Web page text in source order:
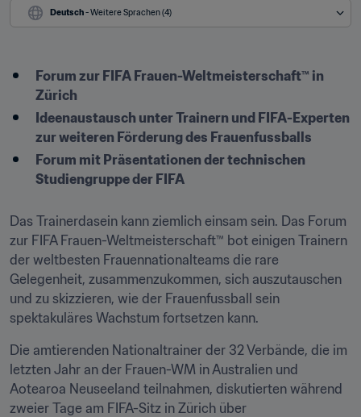
Deutsch - Weitere Sprachen (4)
Forum zur FIFA Frauen-Weltmeisterschaft™ in
Zürich
Ideenaustausch unter Trainern und FIFA-Experten
zur weiteren Förderung des Frauenfussballs
Forum mit Präsentationen der technischen
Studiengruppe der FIFA
Das Trainerdasein kann ziemlich einsam sein. Das Forum
zur FIFA Frauen-Weltmeisterschaft™ bot einigen Trainern
der weltbesten Frauennationalteams die rare
Gelegenheit, zusammenzukommen, sich auszutauschen
und zu skizzieren, wie der Frauenfussball sein
spektakuläres Wachstum fortsetzen kann.
Die amtierenden Nationaltrainer der 32 Verbände, die im
letzten Jahr an der Frauen-WM in Australien und
Aotearoa Neuseeland teilnahmen, diskutierten während
zweier Tage am FIFA-Sitz in Zürich über